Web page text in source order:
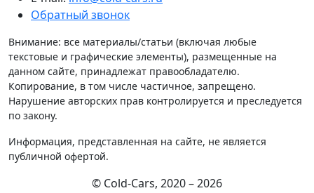
Обратный звонок
Внимание: все материалы/статьи (включая любые
текстовые и графические элементы), размещенные на
данном сайте, принадлежат правообладателю.
Копирование, в том числе частичное, запрещено.
Нарушение авторских прав контролируется и преследуется
по закону.
Информация, представленная на сайте, не является
публичной офертой.
© Cold-Cars, 2020 – 2026